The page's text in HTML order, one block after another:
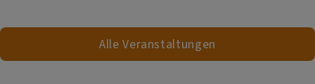
Alle Veranstaltungen